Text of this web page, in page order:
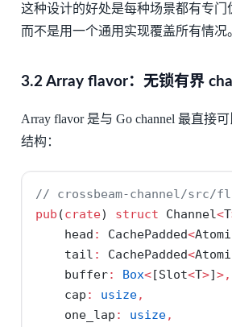
这种设计的好处是每种场景都有专门
而不是用一个通用实现覆盖所有情况
3.2 Array flavor：无锁有界
Array flavor 是与 Go channel 最直接
结构：
// crossbeam-channel/src/
pub (crate) struct Channel<T
    head
: CachePadded<
    tail
: CachePadded<
    buffer
: Box<[Slot<T>]>,
    cap
: usize,
    one_lap
: usize,